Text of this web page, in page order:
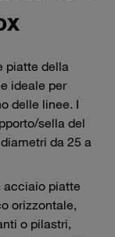
piatte della
ideale per
delle linee. I
sella del
da 25 a
acciaio piatte
orizzontale,
o pilastri,